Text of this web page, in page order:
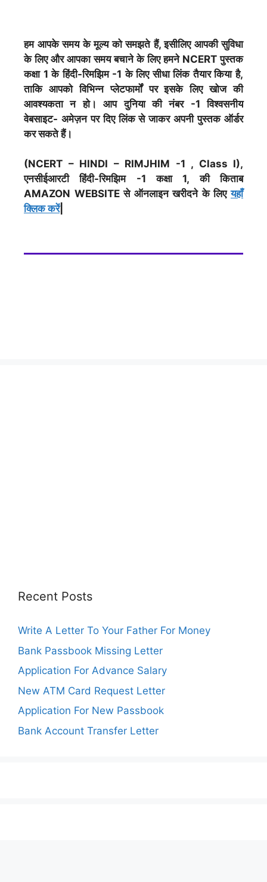
हम आपके समय के मूल्य को समझते हैं, इसीलिए आपकी सुविधा
के लिए और आपका समय बचाने के लिए हमने NCERT पुस्तक
कक्षा 1 के हिंदी-रिमझिम -1 के लिए सीधा लिंक तैयार किया है,
ताकि आपको विभिन्न प्लेटफार्मों पर इसके लिए खोज की
आवश्यकता न हो। आप दुनिया की नंबर -1 विश्वसनीय
वेबसाइट- अमेज़न पर दिए लिंक से जाकर अपनी पुस्तक ऑर्डर
कर सकते हैं।
(NCERT – HINDI – RIMJHIM -1 , Class I),
एनसीईआरटी हिंदी-रिमझिम -1 कक्षा 1, की किताब
AMAZON WEBSITE से ऑनलाइन खरीदने के लिएयहाँ
क्लिक करें|
Recent Posts
Write A Letter To Your Father For Money
Bank Passbook Missing Letter
Application For Advance Salary
New ATM Card Request Letter
Application For New Passbook
Bank Account Transfer Letter